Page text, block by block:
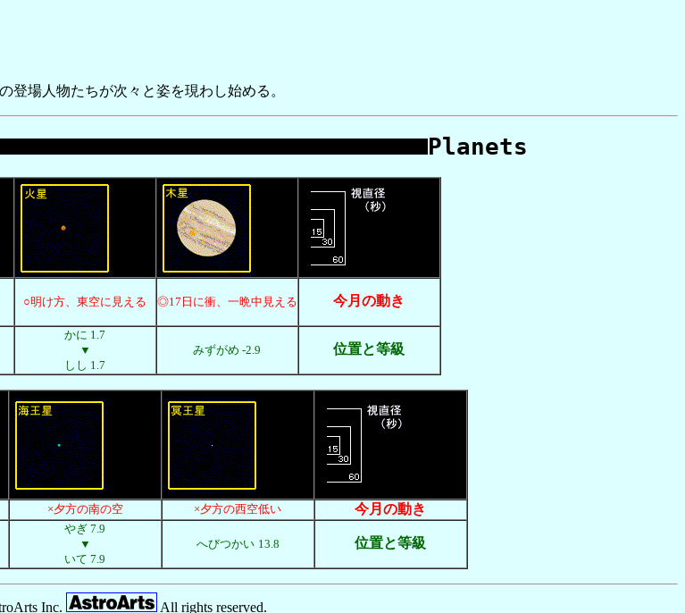
場人物たちが次々と姿を現わし始める。
Planets
○明け方、東空に見える ◎17日に衝、一晩中見える 今月の動き
かに 1.7
▼
しし 1.7
みずがめ -2.9 位置と等級
×夕方の南の空 ×夕方の西空低い 今月の動き
やぎ 7.9
▼
いて 7.9
へびつかい 13.8 位置と等級
Inc. All rights reserved.